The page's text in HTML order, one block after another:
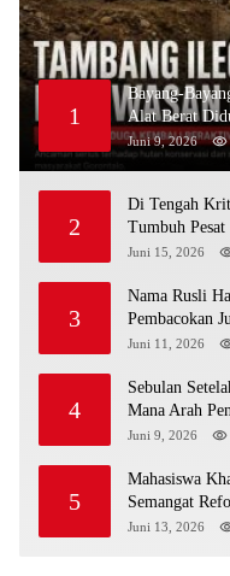
1
Bayang-
Alat Berat
Juni 9, 2026
2
Di Tengah
Tumbuh Pesat
Juni 15, 2026
3
Nama Rusli
Pembacokan
Juni 11, 2026
4
Sebulan
Mana Arah
Juni 9, 2026
5
Mahasiswa
Semangat
Juni 13, 2026